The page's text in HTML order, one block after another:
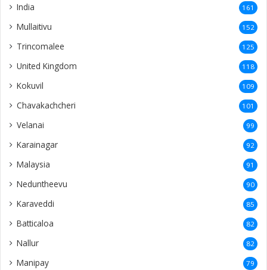
India 161
Mullaitivu 152
Trincomalee 125
United Kingdom 118
Kokuvil 109
Chavakachcheri 101
Velanai 99
Karainagar 92
Malaysia 91
Neduntheevu 90
Karaveddi 85
Batticaloa 82
Nallur 82
Manipay 79